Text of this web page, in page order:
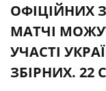
ОФІЦІЙНИХ
МАТЧІ
УЧАСТІ
ЗБІРНИХ. 22